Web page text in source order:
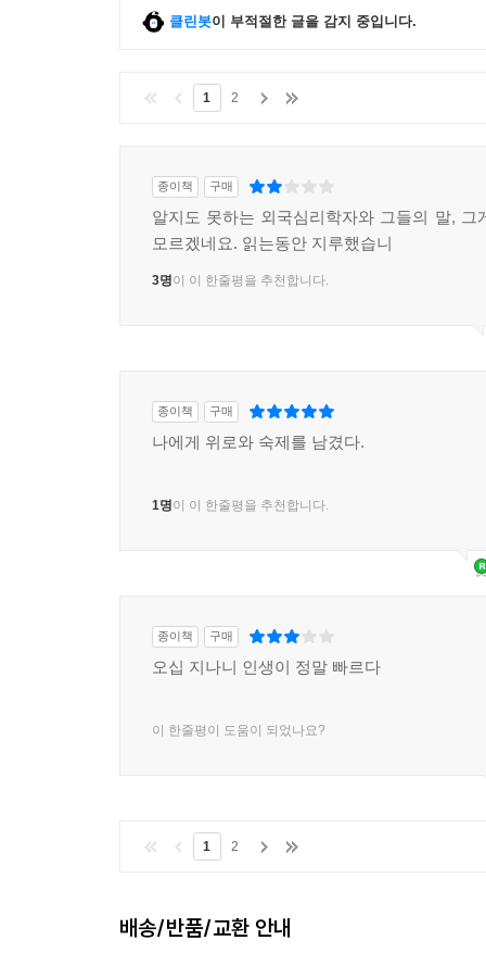
클린봇이 부적절한 글을 감지 중입니다.
1 2
종이책 구매
알지도 못하는 외국심리학자와 그들의 말, 그
모르겠네요. 읽는동안 지루했습니
3명이 이 한줄평을 추천합니다.
종이책 구매
나에게 위로와 숙제를 남겼다.
1명이 이 한줄평을 추천합니다.
종이책 구매
오십 지나니 인생이 정말 빠르다
이 한줄평이 도움이 되었나요?
1 2
배송/반품/교환 안내